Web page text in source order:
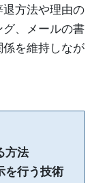
方法や理由の
、メールの書
を維持しなが
方法
を行う技術